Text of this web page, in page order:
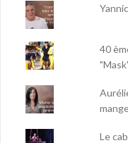
40
Le